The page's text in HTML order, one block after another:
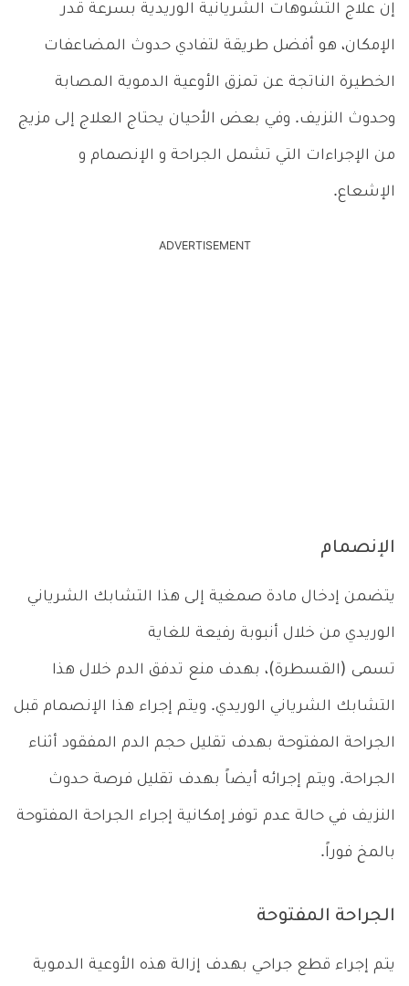
إن علاج التشوهات الشريانية الوريدية بسرعة قدر
الإمكان، هو أفضل طريقة لتفادي حدوث المضاعفات
الخطيرة الناتجة عن تمزق الأوعية الدموية المصابة
وحدوث النزيف. وفي بعض الأحيان يحتاج العلاج إلى مزيج
من الإجراءات التي تشمل الجراحة و الإنصمام و
الإشعاع.
ADVERTISEMENT
الإنصمام
يتضمن إدخال مادة صمغية إلى هذا التشابك الشرياني
الوريدي من خلال أنبوبة رفيعة للغاية
تسمى (القسطرة)، بهدف منع تدفق الدم خلال هذا
التشابك الشرياني الوريدي. ويتم إجراء هذا الإنصمام قبل
الجراحة المفتوحة بهدف تقليل حجم الدم المفقود أثناء
الجراحة. ويتم إجرائه أيضاً بهدف تقليل فرصة حدوث
النزيف في حالة عدم توفر إمكانية إجراء الجراحة المفتوحة
بالمخ فوراً.
الجراحة المفتوحة
يتم إجراء قطع جراحي بهدف إزالة هذه الأوعية الدموية